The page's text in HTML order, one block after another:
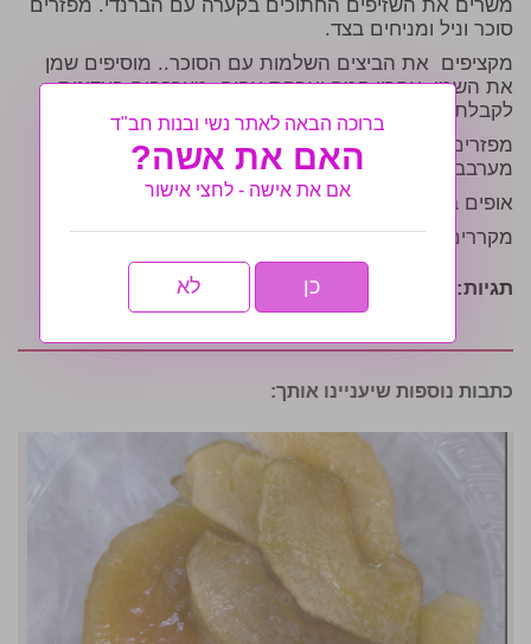
משרים את השזיפים החתוכים בקערה עם הברנדי. מפזרים
סוכר וניל ומניחים בצד.
מקציפים את הביצים השלמות עם הסוכר.. מוסיפים שמן
את השמן, אחריו קמח ואבקת אפיה. מערבבים בעדינות
לקבלת בלילה אחידה
מפזרים את כף הקמח על השזיפים ומוסיפים לבלילה.
מערבבים בעדינות.
אופים בחום של 180 מעלות עד שהעוגה משחימה מעט.
מקררים ומפזרים אבקת סוכר מעל העוגה.
תגיות:
כתבות נוספות שיעניינו אותך:
ברוכה הבאה לאתר נשי ובנות חב"ד
האם את אשה?
אם את אישה - לחצי אישור
כן לא